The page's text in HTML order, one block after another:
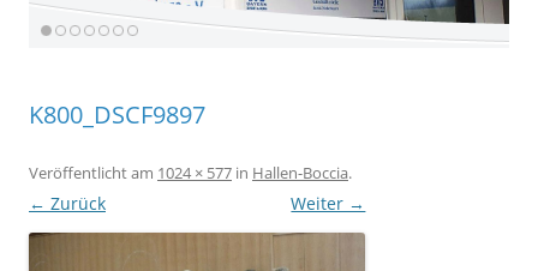
K800_DSCF9897
Veröffentlichtam 1024 × 577 in Hallen-Boccia.
← Zurück Weiter →